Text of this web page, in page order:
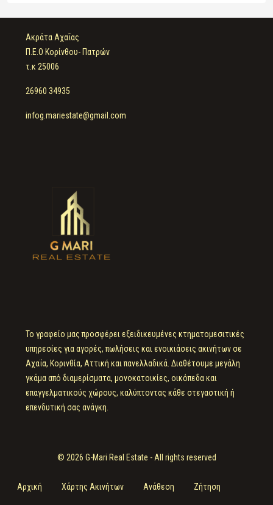
Ακράτα Αχαΐας
Π.Ε.Ο Κορίνθου- Πατρών
τ.κ 25006
26960 34935
infog.mariestate@gmail.com
Το γραφείο μας προσφέρει εξειδικευμένες κτηματομεσιτικές
υπηρεσίες για αγορές, πωλήσεις και ενοικιάσεις ακινήτων σε
Αχαΐα, Κορινθία, Αττική και πανελλαδικά. Διαθέτουμε μεγάλη
γκάμα από διαμερίσματα, μονοκατοικίες, οικόπεδα και
επαγγελματικούς χώρους, καλύπτοντας κάθε στεγαστική ή
επενδυτική σας ανάγκη.
© 2026 G-Mari Real Estate - All rights reserved
Αρχική Χάρτης Ακινήτων Ανάθεση Ζήτηση